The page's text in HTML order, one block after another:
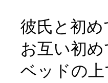
彼氏と初
お互い初
ベッドの